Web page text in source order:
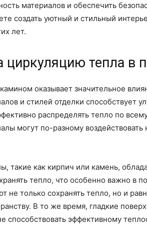
материалов и обеспечить
создать уютный и стильный
лет.
циркуляцию тепла в
оказывает значительное
и стилей отделки способствует
распределять тепло по
могут по-разному
такие как кирпич или камень,
тепло, что особенно важно в
не только сохранять тепло, но и
В то же время, гладкие
способствовать эффективному